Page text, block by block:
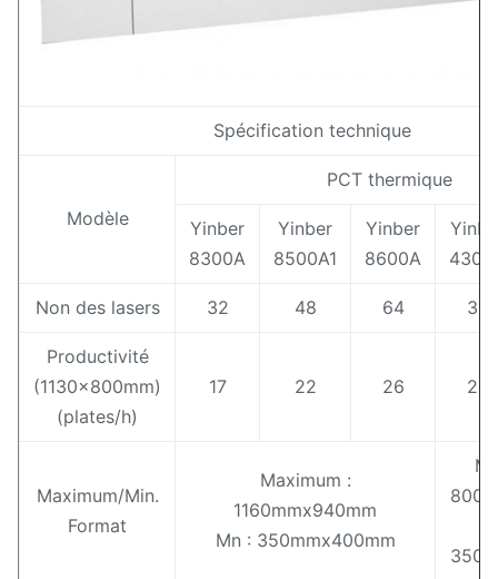
Spécification technique
Modèle
PCT thermique
Yinber
8300A
Yinber
8500A1
Yinber
8600A
Non des lasers 32 48 64 32
Productivité
(1130x800mm)
(plates/h)
17 22 26 22
Maximum/Min.
Format
Maximum :
1160mmx940mm
Mn : 350mmx400mm